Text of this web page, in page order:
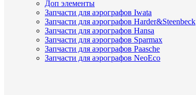
Доп элементы
Запчасти для аэрографов Iwata
Запчасти для аэрографов Harder&Steenbeck
Запчасти для аэрографов Hansa
Запчасти для аэрографов Sparmax
Запчасти для аэрографов Paasche
Запчасти для аэрографов NeoEco